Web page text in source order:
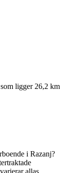
ligger 26,2 km
i Razanj?